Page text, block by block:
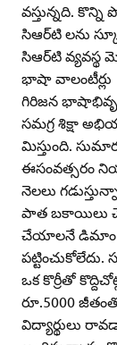
వస్తున్నది.
సిఆర్‌టి లను
సిఆర్‌టి వ్యవస్థ
భాషా వాలంటీర్లు
గిరిజన
సమగ్ర శిక్షా
మిస్తుంది.
ఈసంవత్సరం
నెలలు
పాత బకాయిలు
చేయాలనే డిమాం
ఒక కొర్రీతో
రూ.5000
విద్యార్థులు